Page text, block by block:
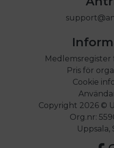
Medlemsregister
Pris för
Cookie
Copyright 2026 ©
Org.nr:
Uppsala,